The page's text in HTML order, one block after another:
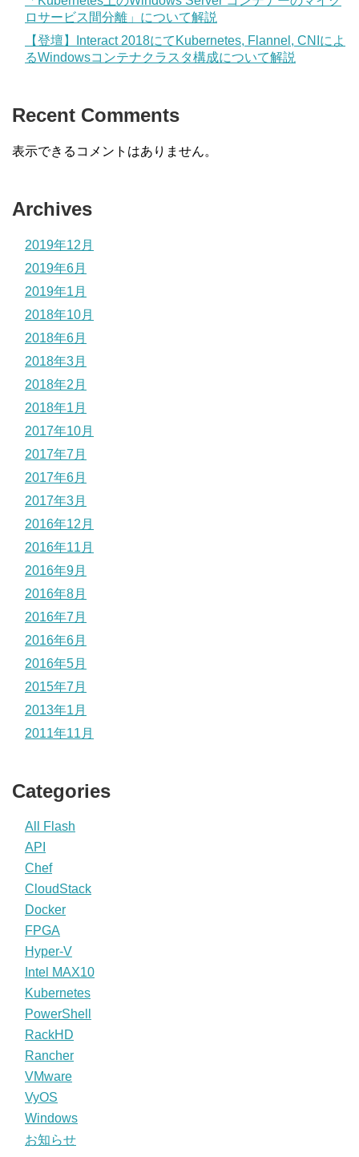
ロサービス間分離」について解説
【登壇】Interact 2018にてKubernetes, Flannel, CNIによ
るWindowsコンテナクラスタ構成について解説
Recent Comments
表示できるコメントはありません。
Archives
2019年12月
2019年6月
2019年1月
2018年10月
2018年6月
2018年3月
2018年2月
2018年1月
2017年10月
2017年7月
2017年6月
2017年3月
2016年12月
2016年11月
2016年9月
2016年8月
2016年7月
2016年6月
2016年5月
2015年7月
2013年1月
2011年11月
Categories
All Flash
API
Chef
CloudStack
Docker
FPGA
Hyper-V
Intel MAX10
Kubernetes
PowerShell
RackHD
Rancher
VMware
VyOS
Windows
お知らせ